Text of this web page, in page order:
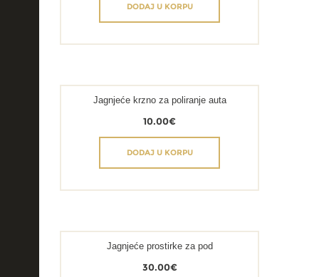
DODAJ U KORPU
Jagnjeće krzno za poliranje auta
10.00€
DODAJ U KORPU
Jagnjeće prostirke za pod
30.00€